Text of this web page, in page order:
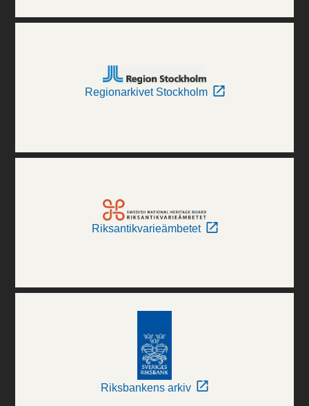
Regionarkivet Stockholm
Riksantikvarieämbetet
Riksbankens arkiv